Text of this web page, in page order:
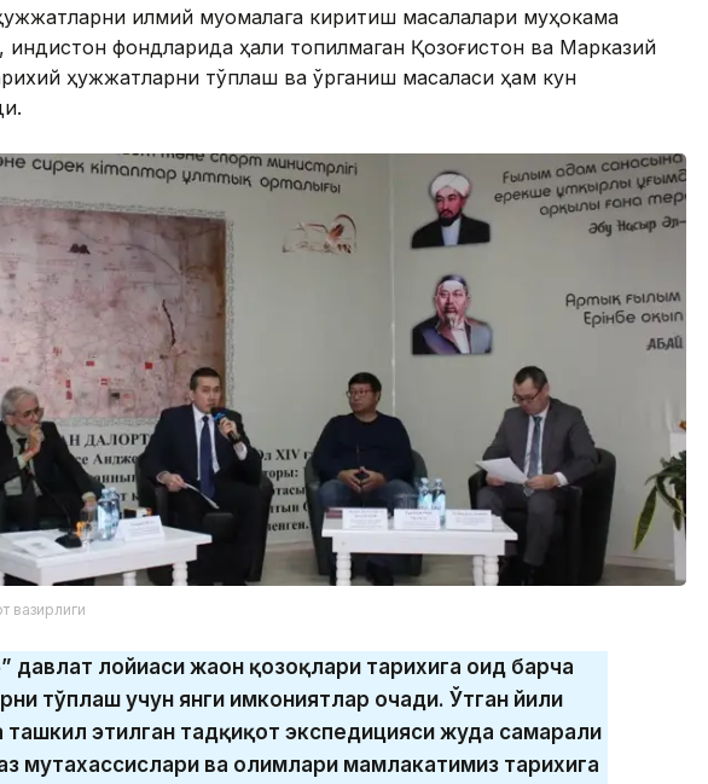
илмий муомалага киритиш масалалари муҳокама
фондларида ҳали топилмаган Қозоғистон ва Марказий
ҳужжатларни тўплаш ва ўрганиш масаласи ҳам кун
вазирлиги
давлат лойиҳаси жаҳон қозоқлари тарихига оид барча
тўплаш учун янги имкониятлар очади. Ўтган йили
ташкил этилган тадқиқот экспедицияси жуда самарали
мутахассислари ва олимлари мамлакатимиз тарихига